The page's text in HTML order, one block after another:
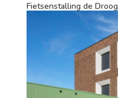
Fietsenstalling de